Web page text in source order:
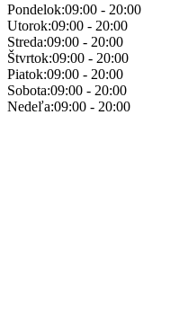
Pondelok:09:00 - 20:00
Utorok:09:00 - 20:00
Streda:09:00 - 20:00
Štvrtok:09:00 - 20:00
Piatok:09:00 - 20:00
Sobota:09:00 - 20:00
Nedeľa:09:00 - 20:00